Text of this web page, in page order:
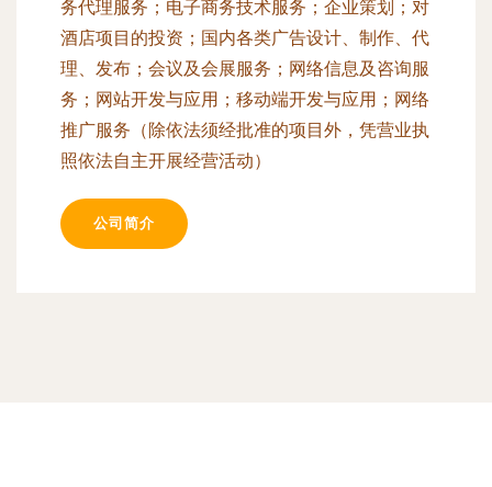
务代理服务；电子商务技术服务；企业策划；对
酒店项目的投资；国内各类广告设计、制作、代
理、发布；会议及会展服务；网络信息及咨询服
务；网站开发与应用；移动端开发与应用；网络
推广服务（除依法须经批准的项目外，凭营业执
照依法自主开展经营活动）
公司简介